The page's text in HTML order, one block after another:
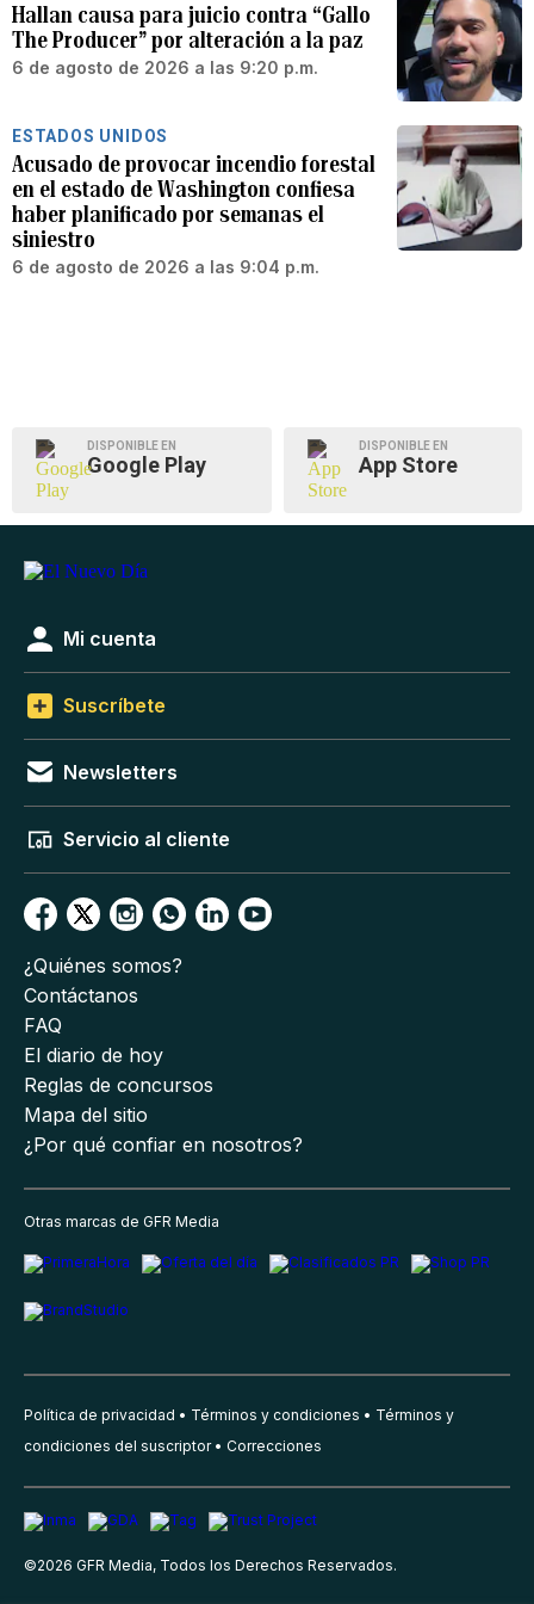
Hallan causa para juicio contra “Gallo
The Producer” por alteración a la paz
6 de agosto de 2026 a las 9:20 p.m.
ESTADOS UNIDOS
Acusado de provocar incendio forestal
en el estado de Washington confiesa
haber planificado por semanas el
siniestro
6 de agosto de 2026 a las 9:04 p.m.
DISPONIBLE EN
Google Play
DISPONIBLE EN
App Store
Mi cuenta
Suscríbete
Newsletters
Servicio al cliente
¿Quiénes somos?
Contáctanos
FAQ
El diario de hoy
Reglas de concursos
Mapa del sitio
¿Por qué confiar en nosotros?
Otras marcas de GFR Media
Política de privacidad Términos y condiciones
Términos y
condiciones del suscriptor
Correcciones
©2026 GFR Media, Todos los Derechos Reservados.